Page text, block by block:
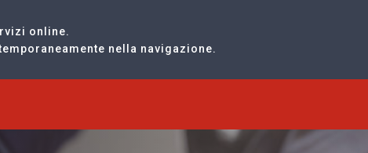
online.
nella navigazione.